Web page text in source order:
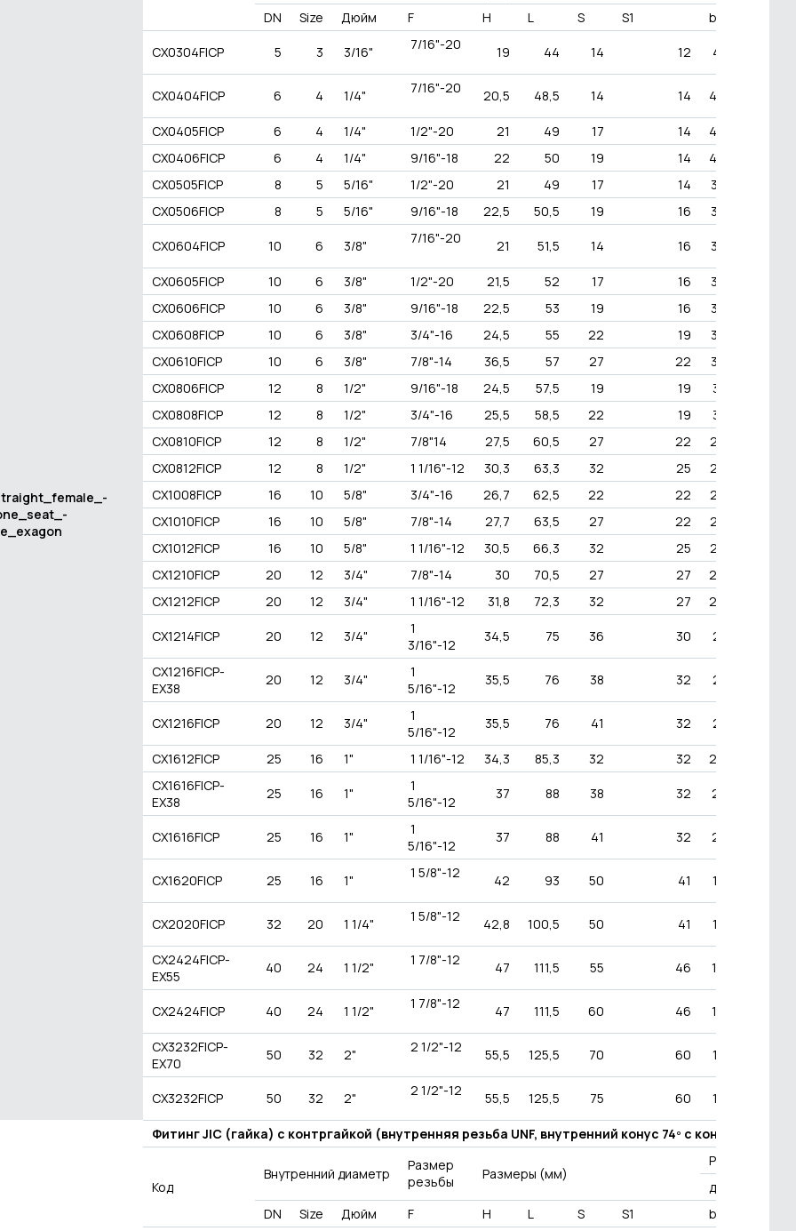
DN
Size Дюйм F H L S S1 bar
CX0304FICP 5 3 3/16" 7/16"-20 19 44 14 12 415
CX0404FICP 6 4 1/4" 7/16"-20 20,5 48,5 14 14 400
CX0405FICP 6 4 1/4" 1/2"-20 21 49 17 14 400
CX0406FICP
6 4 1/4" 9/16"-18 22 50 19 14 400
CX0505FICP
8 5 5/16" 1/2"-20 21 49 17 14 350
CX0506FICP
8 5 5/16" 9/16"-18 22,5 50,5 19 16 350
CX0604FICP 10 6 3/8" 7/16"-20 21 51,5 14 16 330
CX0605FICP 10 6 3/8" 1/2"-20 21,5 52 17 16 330
CX0606FICP
10 6 3/8" 9/16"-18 22,5 53 19 16 350
CX0608FICP
10 6 3/8" 3/4"-16 24,5 55 22 19 330
CX0610FICP
10 6 3/8" 7/8"-14 36,5 57 27 22 330
CX0806FICP
12 8 1/2" 9/16"-18 24,5 57,5 19 19 310
CX0808FICP
12 8 1/2" 3/4"-16 25,5 58,5 22 19 310
CX0810FICP
12 8 1/2" 7/8"14 27,5 60,5 27 22 280
CX0812FICP
12 8 1/2" 1 1/16"-12 30,3 63,3 32 25 280
CX1008FICP
16 10 5/8" 3/4"-16 26,7 62,5 22 22 250
CX1010FICP
16 10 5/8" 7/8"-14 27,7 63,5 27 22 250
CX1012FICP
16 10 5/8" 1 1/16"-12 30,5 66,3 32 25 250
CX1210FICP
20 12 3/4" 7/8"-14 30 70,5 27 27 240
CX1212FICP
20 12 3/4" 1 1/16"-12 31,8 72,3 32 27 240
CX1214FICP 20 12 3/4"
1
3/16"-12
34,5 75 36 30 215
CX1216FICP-
EX38
20 12 3/4"
1
5/16"-12
35,5 76 38 32 215
CX1216FICP 20 12 3/4"
1
5/16"-12
35,5 76 41 32 215
CX1612FICP 25 16 1" 1 1/16"-12 34,3 85,3 32 32 240
CX1616FICP-
EX38
25 16 1"
1
5/16"-12
37 88 38 32 210
CX1616FICP 25 16 1"
1
5/16"-12
37 88 41 32 210
CX1620FICP 25 16 1" 1 5/8"-12 42 93 50 41 170
CX2020FICP 32 20 1 1/4" 1 5/8"-12 42,8 100,5 50 41 170
CX2424FICP-
EX55
40 24 1 1/2" 1 7/8"-12 47 111,5 55 46 140
CX2424FICP 40 24 1 1/2" 1 7/8"-12 47 111,5 60 46 140
CX3232FICP-
EX70
50 32 2" 2 1/2"-12 55,5 125,5 70 60 105
CX3232FICP 50 32 2" 2 1/2"-12 55,5 125,5 75 60 105
Фитинг JIC (гайка) с контргайкой (внутренняя резьба UNF, внутренний конус 74º с контргайкой)
Код
Внутренний диаметр
Размер
резьбы
Размеры (мм)
Рабочее
давление
DN
Size Дюйм F H L S S1 bar